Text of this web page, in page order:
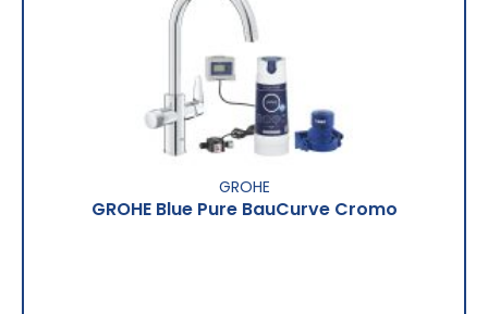
GROHE
GROHE Blue Pure BauCurve Cromo